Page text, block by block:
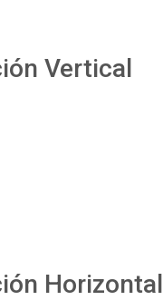
Vertical
Horizontal